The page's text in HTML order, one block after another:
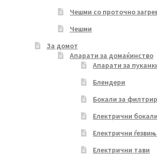
Чешми со проточно
Чешми
За домот
Апарати за домаќинство
Апарати за
Блендери
Бокали за
Електрични бокали
Електрични
Електрични тави